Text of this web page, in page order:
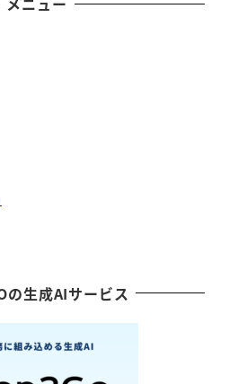
の生成AIサービス